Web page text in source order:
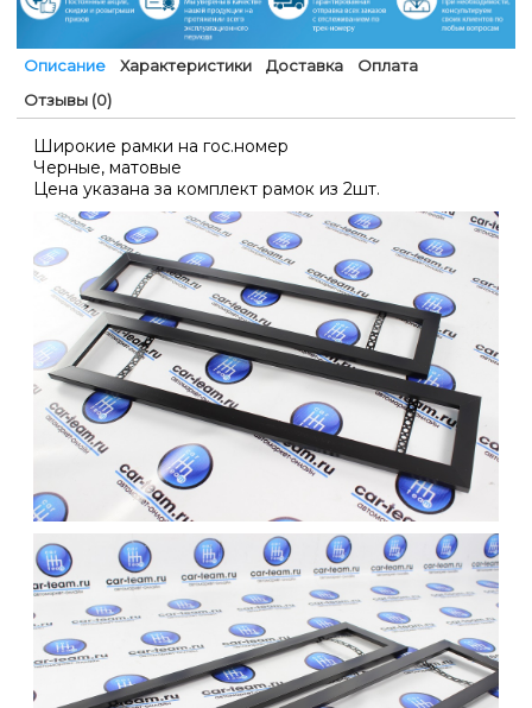
Описание Характеристики Доставка
Оплата
Отзывы (0)
Широкие рамки на гос.номер
Черные, матовые
Цена указана за комплект рамок из 2шт.